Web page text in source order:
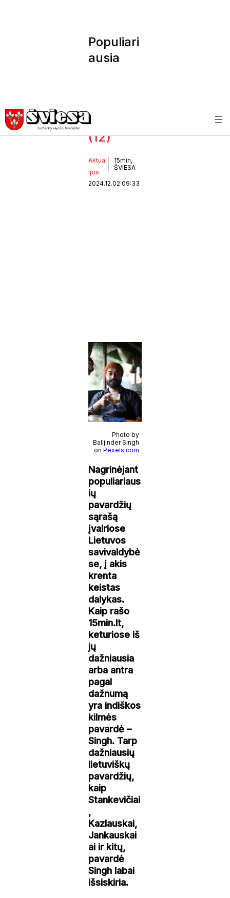
Populiari
ausia
– indiška
(12)
Aktual
ijos
15min,
ŠVIESA
2024.12.02 09:33
Photo by
Balljinder Singh
on Pexels.com
Nagrinėjant
populiariaus
ių
pavardžių
sąrašą
įvairiose
Lietuvos
savivaldybė
se, į akis
krenta
keistas
dalykas.
Kaip rašo
15min.lt,
keturiose iš
jų
dažniausia
arba antra
pagal
dažnumą
yra indiškos
kilmės
pavardė –
Singh. Tarp
dažniausių
lietuviškų
pavardžių,
kaip
Stankevičiai
,
Kazlauskai,
Jankauskai
ai ir kitų,
pavardė
Singh labai
išsiskiria.